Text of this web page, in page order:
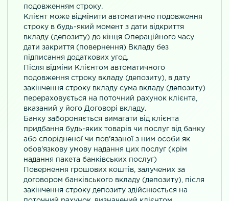
подовженням строку.
Клієнт може відмінити автоматичне подовження
строку в будь-який момент з дати відкриття
вкладу (депозиту) до кінця Операційного часу
дати закриття (повернення) Вкладу без
підписання додаткових угод.
Після відміни Клієнтом автоматичного
подовження строку вкладу (депозиту), в дату
закінчення строку вкладу сума вкладу (депозиту)
перераховується на поточний рахунок клієнта,
вказаний у його Договорі вкладу.
Банку забороняється вимагати від клієнта
придбання будь-яких товарів чи послуг від банку
або спорідненої чи пов'язаної з ним особи як
обов'язкову умову надання цих послуг (крім
надання пакета банківських послуг)
Повернення грошових коштів, залучених за
договором банківського вкладу (депозиту), після
закінчення строку депозиту здійснюється на